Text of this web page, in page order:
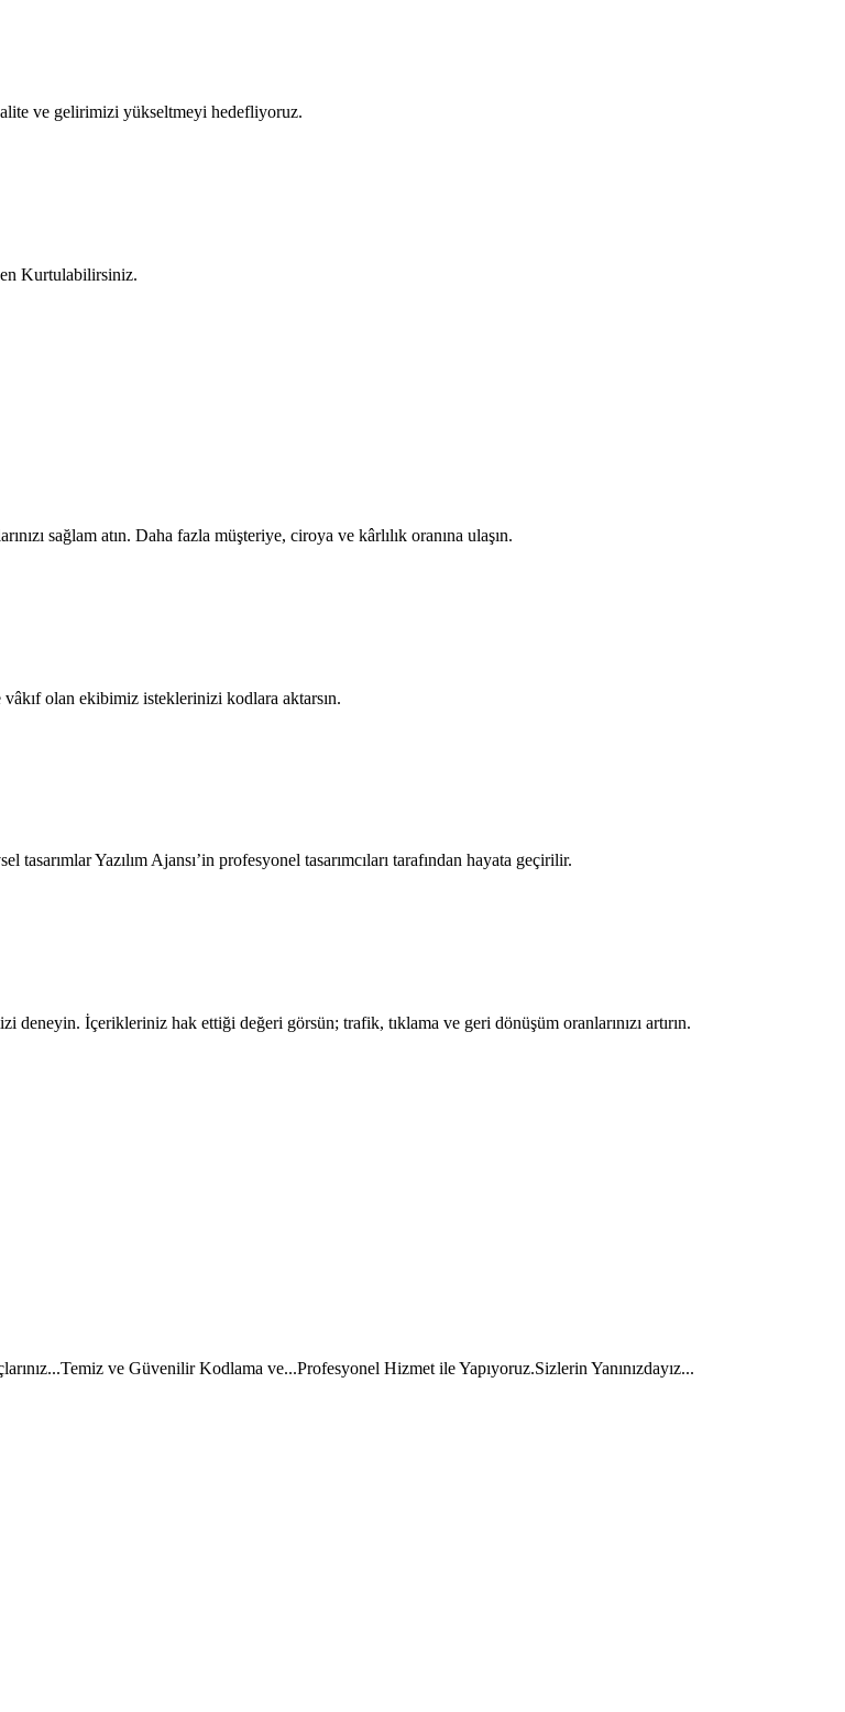
ve gelirimizi yükseltmeyi hedefliyoruz.
Kurtulabilirsiniz.
sağlam atın. Daha fazla müşteriye, ciroya ve kârlılık oranına ulaşın.
olan ekibimiz isteklerinizi kodlara aktarsın.
Yazılım Ajansı’in profesyonel tasarımcıları tarafından hayata geçirilir.
deneyin. İçerikleriniz hak ettiği değeri görsün; trafik, tıklama ve geri dönüşüm oranlarınızı artırın.
Temiz ve Güvenilir Kodlama ve...Profesyonel Hizmet ile Yapıyoruz.Sizlerin Yanınızdayız...